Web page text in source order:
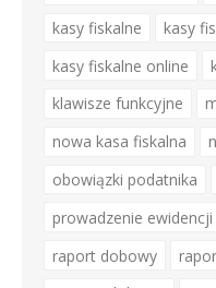
kasy fiskalne
kasy
kasy fiskalne online
klawisze funkcyjne
nowa kasa fiskalna
obowiązki podatnika
prowadzenie ewidencji
raport dobowy